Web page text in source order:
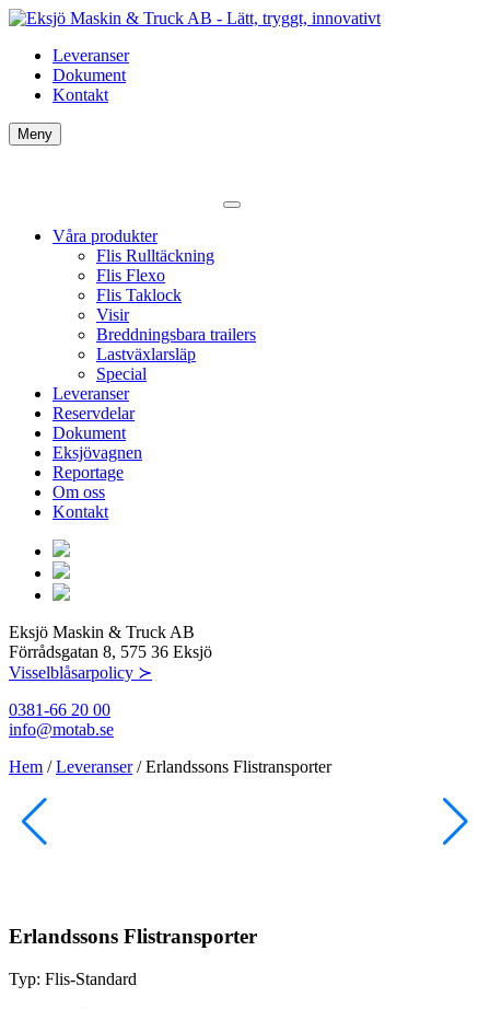
Leveranser
Dokument
Kontakt
Meny
Våra produkter
Flis Rulltäckning
Flis Flexo
Flis Taklock
Visir
Breddningsbara trailers
Lastväxlarsläp
Special
Leveranser
Reservdelar
Dokument
Eksjövagnen
Reportage
Om oss
Kontakt
Eksjö Maskin & Truck AB
Förrådsgatan 8, 575 36 Eksjö
Visselblåsarpolicy ≻
0381-66 20 00
info@motab.se
Hem /Leveranser/Erlandssons Flistransporter
Erlandssons Flistransporter
Typ: Flis-Standard